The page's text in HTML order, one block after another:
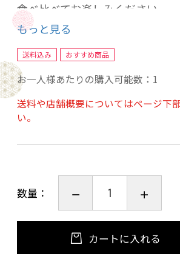
食べ比べてお楽しみください。
本田食品看板商品！お肉屋さん
（中辛）は「毎日食べても飽き
コンセプトに香辛料を抑えてマ
が特徴です。カレーライスはも
うどん・焼きカレーといった様
当店人気ナンバー１！
【お肉屋さんのビーフカレー（中
■原材料名：牛肉（オースト
もっと見る
送料込み おすすめ商品
お一人様あたりの購入可能数：1
送料や店舗概要についてはページ下
い。
数量：
カートに入れる